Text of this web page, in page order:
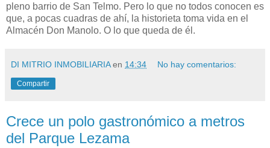
pleno barrio de San Telmo. Pero lo que no todos conocen es
que, a pocas cuadras de ahí, la historieta toma vida en el
Almacén Don Manolo. O lo que queda de él.
DI MITRIO INMOBILIARIA en 14:34 No hay comentarios:
Compartir
Crece un polo gastronómico a metros
del Parque Lezama